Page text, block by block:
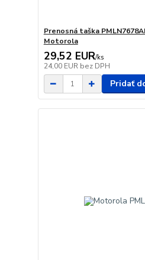
Prenosná taška
Motorola
29,52 EUR/ks
24,00 EUR bez DPH
Pridať